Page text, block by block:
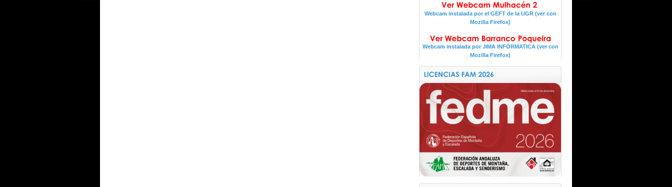
Webcam instalada por el GEFT de la UGR (ver con
Mozilla Firefox)
Webcam instalada por JIMA INFÓRMATICA (ver con
Mozilla Firefox)